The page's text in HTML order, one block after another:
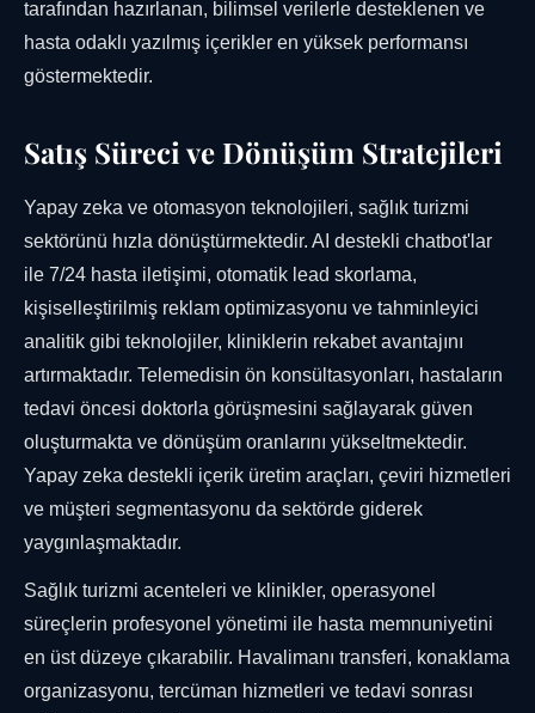
tarafından hazırlanan, bilimsel verilerle desteklenen ve
hasta odaklı yazılmış içerikler en yüksek performansı
göstermektedir.
Satış Süreci ve Dönüşüm Stratejileri
Yapay zeka ve otomasyon teknolojileri, sağlık turizmi
sektörünü hızla dönüştürmektedir. AI destekli chatbot'lar
ile 7/24 hasta iletişimi, otomatik lead skorlama,
kişiselleştirilmiş reklam optimizasyonu ve tahminleyici
analitik gibi teknolojiler, kliniklerin rekabet avantajını
artırmaktadır. Telemedisin ön konsültasyonları, hastaların
tedavi öncesi doktorla görüşmesini sağlayarak güven
oluşturmakta ve dönüşüm oranlarını yükseltmektedir.
Yapay zeka destekli içerik üretim araçları, çeviri hizmetleri
ve müşteri segmentasyonu da sektörde giderek
yaygınlaşmaktadır.
Sağlık turizmi acenteleri ve klinikler, operasyonel
süreçlerin profesyonel yönetimi ile hasta memnuniyetini
en üst düzeye çıkarabilir. Havalimanı transferi, konaklama
organizasyonu, tercüman hizmetleri ve tedavi sonrası